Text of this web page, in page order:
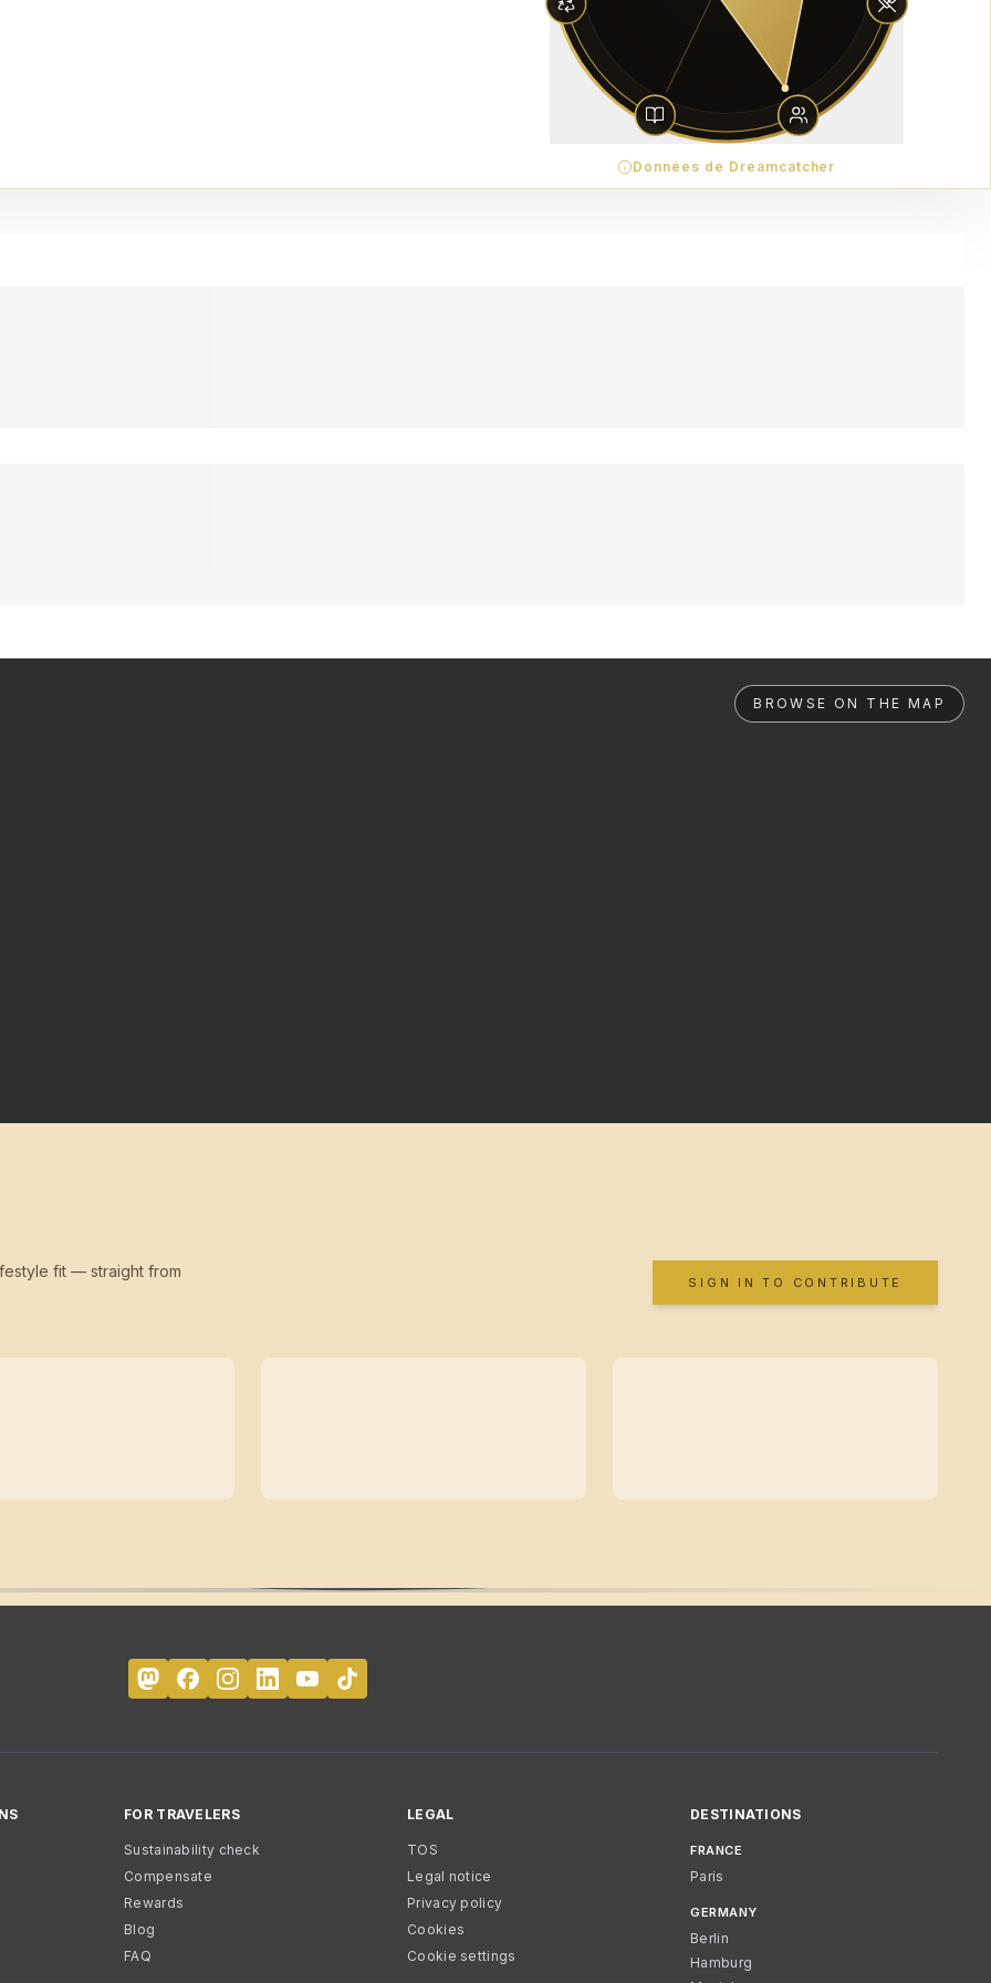
Données de Dreamcatcher
BROWSE ON THE MAP
fit — straight from
SIGN IN TO CONTRIBUTE
FOR TRAVELERS
Sustainability check
Compensate
Rewards
Blog
FAQ
LEGAL
TOS
Legal notice
Privacy policy
Cookies
Cookie settings
DESTINATIONS
FRANCE
Paris
GERMANY
Berlin
Hamburg